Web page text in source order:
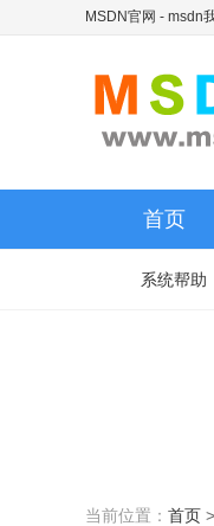
MSDN官网 - msdn
首页
系统帮助
当前位置： 首页 >